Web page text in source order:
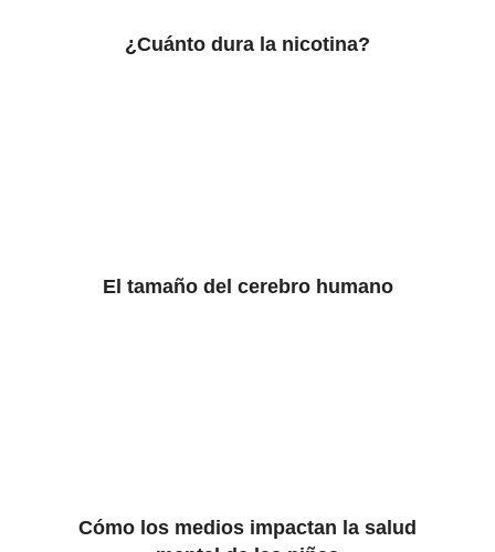
¿Cuánto dura la nicotina?
El tamaño del cerebro humano
Cómo los medios impactan la salud